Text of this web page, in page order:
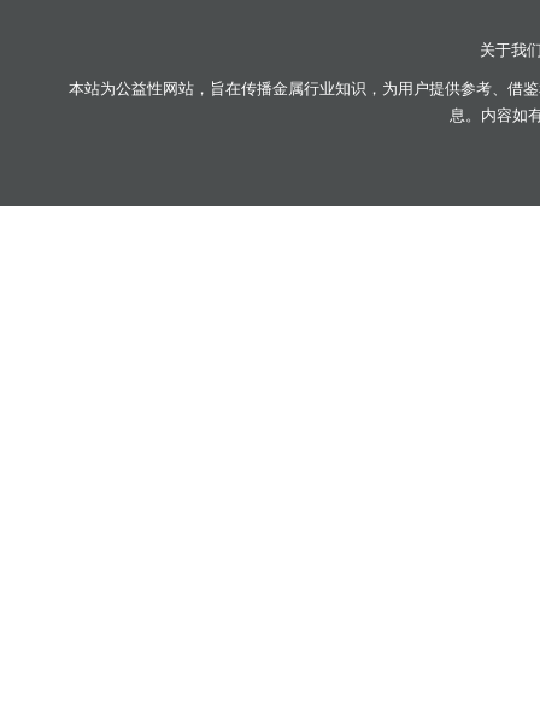
关于我
本站为公益性网站，旨在传播金属行业知识，为用户提供参考、借
息。内容如